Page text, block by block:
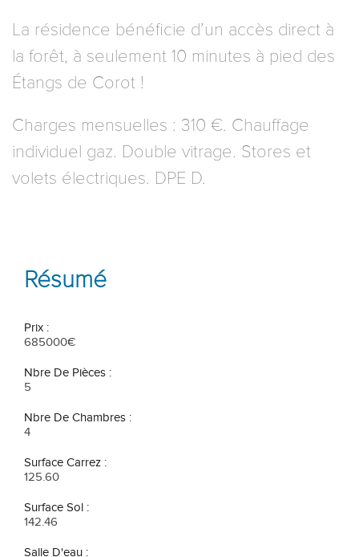
La résidence bénéficie d’un accès direct à
la forêt, à seulement 10 minutes à pied des
Étangs de Corot !
Charges mensuelles : 310 €. Chauffage
individuel gaz. Double vitrage. Stores et
volets électriques. DPE D.
Résumé
Prix :
685000€
Nbre De Pièces :
5
Nbre De Chambres :
4
Surface Carrez :
125.60
Surface Sol :
142.46
Salle D'eau :